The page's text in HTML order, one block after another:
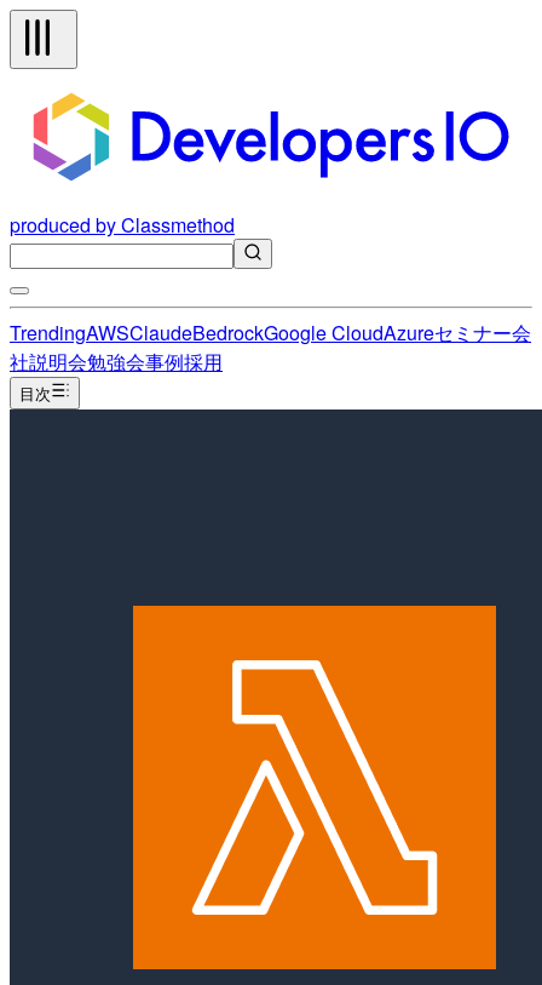
produced by Classmethod
TrendingAWSClaudeBedrockGoogle CloudAzureセミナー会
社説明会勉強会事例採用
目次